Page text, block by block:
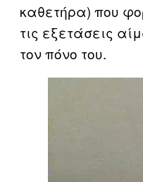
καθετήρα) που
τις εξετάσεις
τον πόνο του.